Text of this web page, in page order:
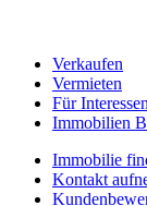
Verkaufen
Vermieten
Für
Immobilien
Immobilie
Kontakt